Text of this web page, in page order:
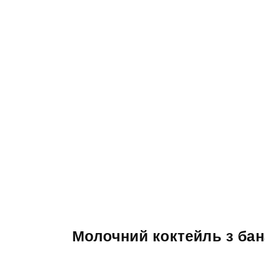
Молочний коктейль з